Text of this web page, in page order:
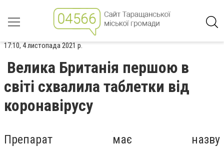
17:10, 4 листопада 2021 р.
Велика Британія першою в
світі схвалила таблетки від
коронавірусу
Препарат має назву